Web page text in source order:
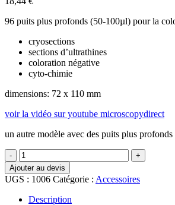
96 puits plus profonds (50-100µl) pour la
cryosections
sections d’ultrathines
coloration négative
cyto-chimie
dimensions: 72 x 110 mm
voir la vidéo sur youtube microscopydirect
un autre modèle avec des puits plus
quantité
de
Tapis
en
silicone
Ajouter au devis
UGS : 1006 Catégorie : Accessoires
Description